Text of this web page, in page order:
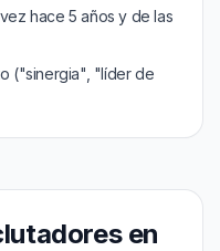
hace 5 años y de las
("sinergia", "líder de
en